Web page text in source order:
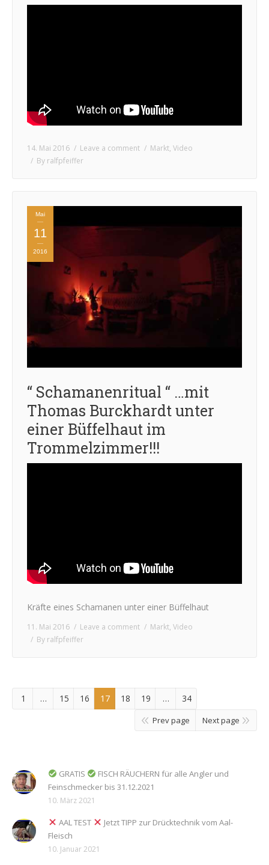
14. Mai 2016 Leave a comment Markt, Video
By ralfpfeiffer
Mai
11
2016
“ Schamanenritual “ …mit
Thomas Burckhardt unter
einer Büffelhaut im
Trommelzimmer!!!
Kräfte eines Schamanen unter einer Büffelhaut
11. Mai 2016 Leave a comment Markt, Video
By ralfpfeiffer
1 … 15 16 17 18 19 … 34
Prev page Next page
GRATIS
FISCH RÄUCHERN für alle Angler und
Feinschmecker bis 31.12.2021
10. März 2021
AAL TEST
Jetzt TIPP zur Drücktechnik vom Aal-
Fleisch
10. Januar 2021